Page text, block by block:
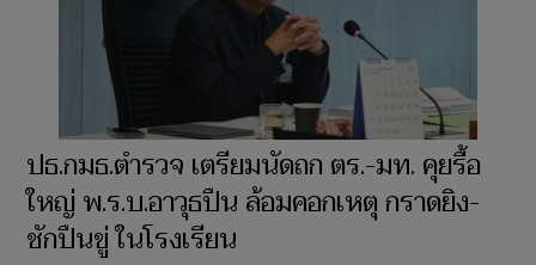
ปธ.กมธ.ตำรวจ เตรียมนัดถก ตร.-มท. คุยรื้อ
ใหญ่ พ.ร.บ.อาวุธปืน ล้อมคอกเหตุ กราดยิง-
ชักปืนขู่ ในโรงเรียน